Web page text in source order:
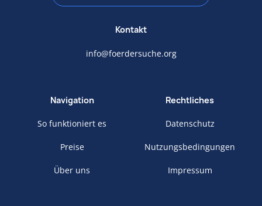
Kontakt
info@foerdersuche.org
Navigation
So funktioniert es
Preise
Über uns
Rechtliches
Datenschutz
Nutzungsbedingungen
Impressum